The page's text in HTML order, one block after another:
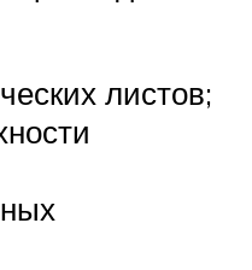
листов;